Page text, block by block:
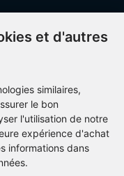
et d'autres
similaires,
le bon
l'utilisation de notre
expérience d'achat
informations dans